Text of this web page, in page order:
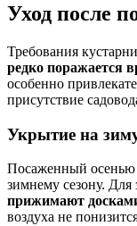
Уход после
Требования
редко поражается
особенно
присутствие
Укрытие на
Посаженный осенью
зимнему сезону. Для
прижимают
воздуха не